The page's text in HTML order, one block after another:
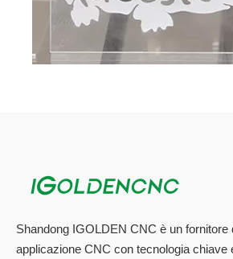
Shandong IGOLDEN CNC è un fornitore
applicazione CNC con tecnologia chiave